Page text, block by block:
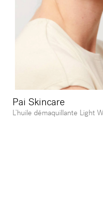
Pai Skincare
L’huile démaquillante Light